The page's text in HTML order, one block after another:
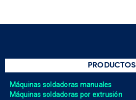
PRODUCTOS
Máquinas soldadoras manuales
Máquinas soldadoras por extrusión